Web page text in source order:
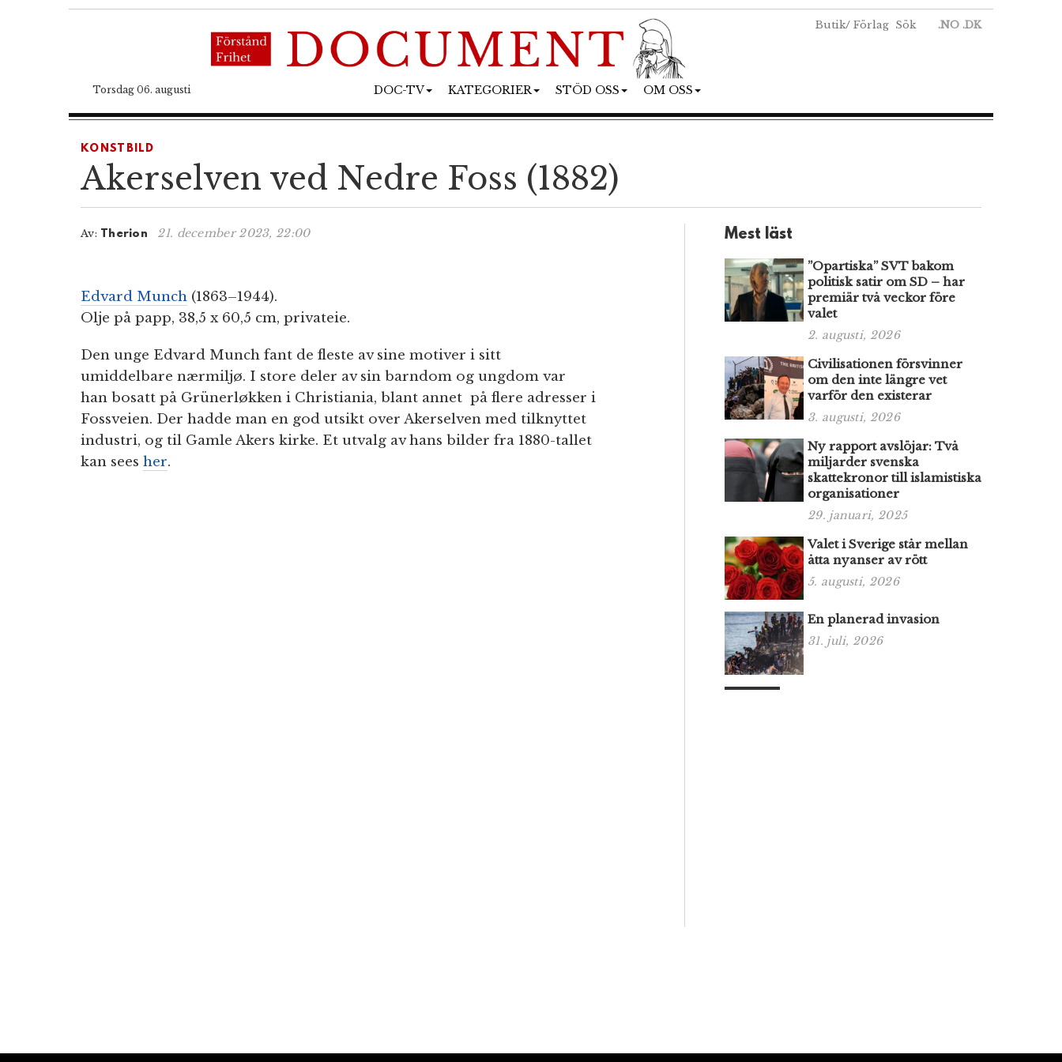
Butik/ Förlag Sök .NO .DK
Torsdag 06. augusti DOC-TV KATEGORIER STÖD OSS OM OSS
KONSTBILD
Akerselven ved Nedre Foss (1882)
Av: Therion 21. december 2023, 22:00
Edvard Munch (1863–1944).
Olje på papp, 38,5 x 60,5 cm, privateie.
Den unge Edvard Munch fant de fleste av sine motiver i sitt
umiddelbare nærmiljø. I store deler av sin barndom og ungdom var
han bosatt på Grünerløkken i Christiania, blant annet på flere adresser i
Fossveien. Der hadde man en god utsikt over Akerselven med tilknyttet
industri, og til Gamle Akers kirke. Et utvalg av hans bilder fra 1880-tallet
kan sees her.
Mest läst
”Opartiska” SVT bakom
politisk satir om SD – har
premiär två veckor före
valet
2. augusti, 2026
Civilisationen försvinner
om den inte längre vet
varför den existerar
3. augusti, 2026
Ny rapport avslöjar: Två
miljarder svenska
skattekronor till islamistiska
organisationer
29. januari, 2025
Valet i Sverige står mellan
åtta nyanser av rött
5. augusti, 2026
En planerad invasion
31. juli, 2026